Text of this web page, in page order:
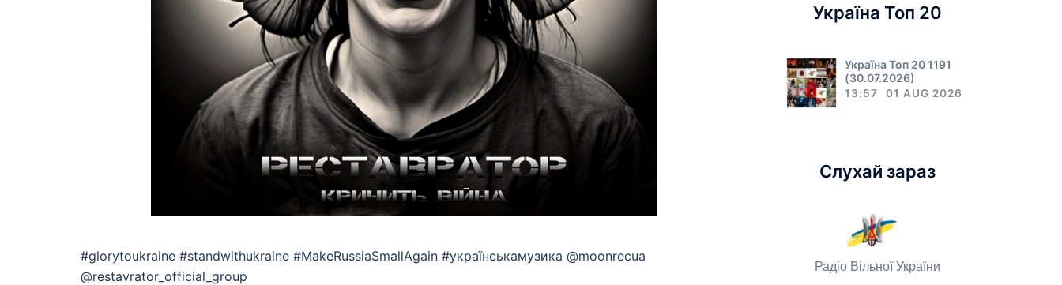
#glorytoukraine #standwithukraine #MakeRussiaSmallAgain #українськамузика @moonrecua
@restavrator_official_group
Україна Топ 20
Україна Топ 20 1191
(30.07.2026)
13:57 01 AUG 2026
Слухай зараз
Радіо Вільної України